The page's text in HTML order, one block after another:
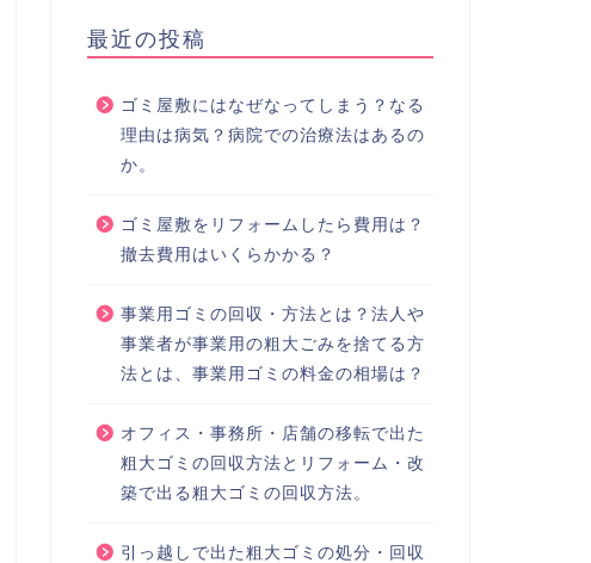
最近の投稿
ゴミ屋敷にはなぜなってしまう？なる
理由は病気？病院での治療法はあるの
か。
ゴミ屋敷をリフォームしたら費用は？
撤去費用はいくらかかる？
事業用ゴミの回収・方法とは？法人や
事業者が事業用の粗大ごみを捨てる方
法とは、事業用ゴミの料金の相場は？
オフィス・事務所・店舗の移転で出た
粗大ゴミの回収方法とリフォーム・改
築で出る粗大ゴミの回収方法。
引っ越しで出た粗大ゴミの処分・回収